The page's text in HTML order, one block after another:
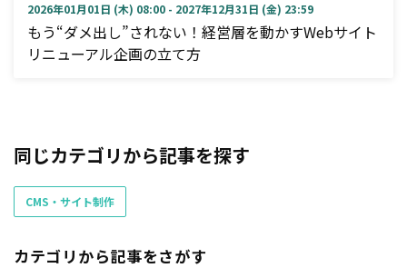
2026年01月01日 (木) 08:00 - 2027年12月31日 (金) 23:59
もう“ダメ出し”されない！経営層を動かすWebサイト
リニューアル企画の立て方
同じカテゴリから記事を探す
CMS・サイト制作
カテゴリから記事をさがす